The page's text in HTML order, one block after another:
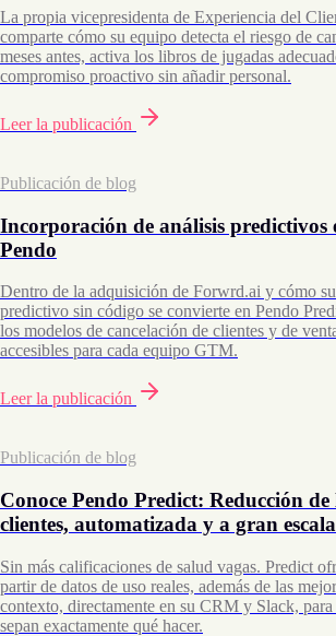
La propia vicepresidenta de Experiencia del
comparte cómo su equipo detecta el riesgo de
meses antes, activa los libros de jugadas
compromiso proactivo sin añadir personal.
Leer la publicación
Publicación de blog
Incorporación de análisis predictivos
Pendo
Dentro de la adquisición de Forwrd.ai y cómo
predictivo sin código se convierte en Pendo
los modelos de cancelación de clientes y de
accesibles para cada equipo GTM.
Leer la publicación
Publicación de blog
Conoce Pendo Predict: Reducción
clientes, automatizada y a gran escala
Sin más calificaciones de salud vagas. Predict
partir de datos de uso reales, además de las
contexto, directamente en su CRM y Slack, para
sepan exactamente qué hacer.